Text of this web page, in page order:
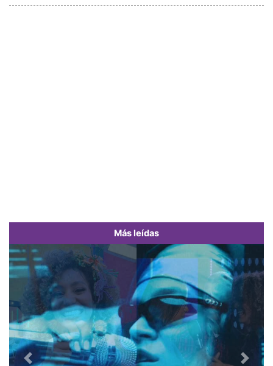
Más leídas
Previous Next